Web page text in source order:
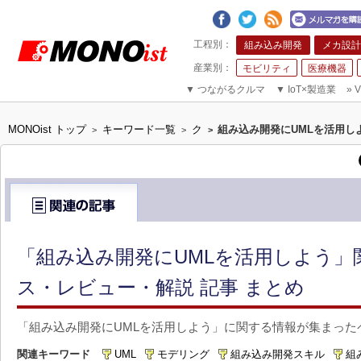
組み込み開発 メカ設計
モビリティ
医療機器
▼ つながるクルマ ▼ IoT×製造業 »
MONOist トップ > キーワード一覧 > ク > 組み込み開発にUMLを活用し
「組み込み開発にUMLを活用しよう
ス・レビュー・解説 記事 まとめ
「組み込み開発にUMLを活用しよう」に関する情報が集まっ
関連キーワード UML モデリング 組み込み開発スキル 組